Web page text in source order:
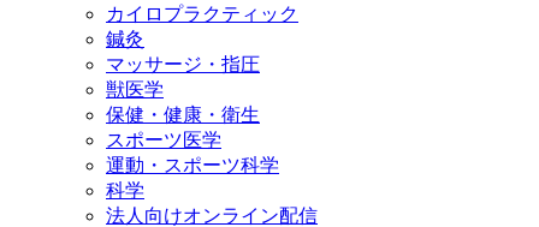
カイロプラクティック
鍼灸
マッサージ・指圧
獣医学
保健・健康・衛生
スポーツ医学
運動・スポーツ科学
科学
法人向けオンライン配信